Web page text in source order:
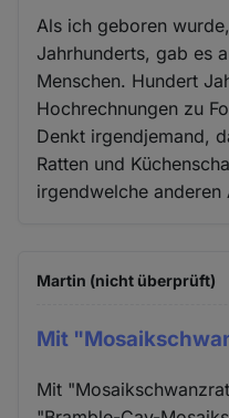
Als ich geboren
Jahrhunderts, gab es
Menschen. Hundert
Hochrechnungen zu
Denkt irgendjemand,
Ratten und
irgendwelche
Martin (nicht überprüft)
Mit
Mit